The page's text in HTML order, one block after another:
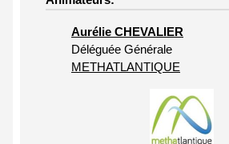
Aurélie CHEVALIER
Déléguée Générale
METHATLANTIQUE